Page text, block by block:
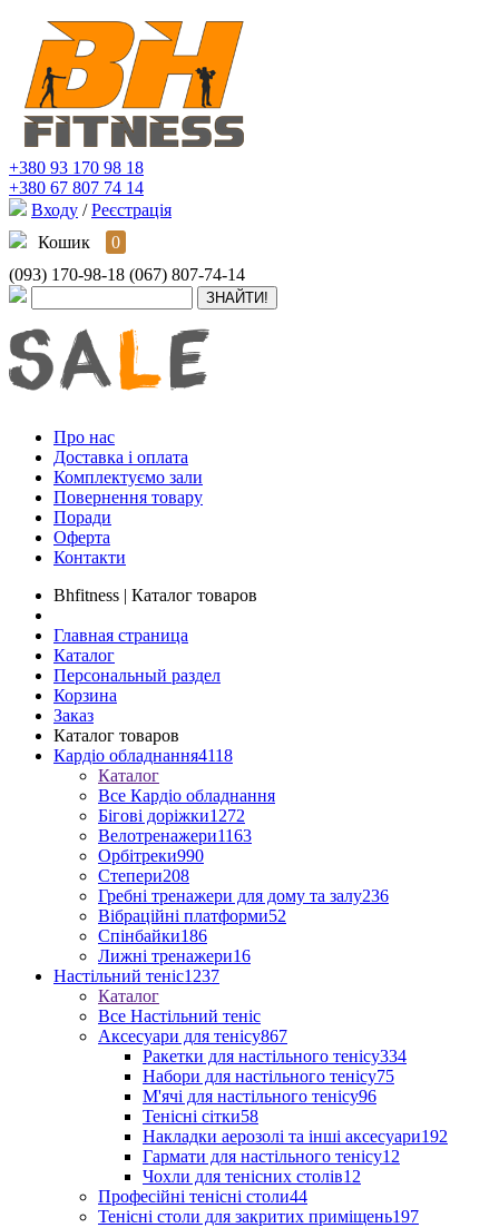
+380 93 170 98 18
+380 67 807 74 14
Входу / Реєстрація
Кошик
0
(093) 170-98-18 (067) 807-74-14
Про нас
Доставка і оплата
Комплектуємо зали
Повернення товару
Поради
Оферта
Контакти
Bhfitness | Каталог товаров
Главная страница
Каталог
Персональный раздел
Корзина
Заказ
Каталог товаров
Кардіо обладнання4118
Каталог
Все Кардіо обладнання
Бігові доріжки1272
Велотренажери1163
Орбітреки990
Степери208
Гребні тренажери для дому та залу236
Вібраційні платформи52
Спінбайки186
Лижні тренажери16
Настільний теніс1237
Каталог
Все Настільний теніс
Аксесуари для тенісу867
Ракетки для настільного тенісу334
Набори для настільного тенісу75
М'ячі для настільного тенісу96
Тенісні сітки58
Накладки аерозолі та інші аксесуари192
Гармати для настільного тенісу12
Чохли для тенісних столів12
Професійні тенісні столи44
Тенісні столи для закритих приміщень197